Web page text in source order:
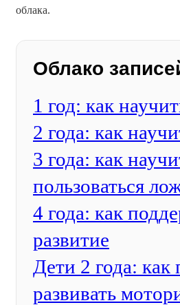
облака.
Облако
1 год: как
2 года: как
3 года: как
пользоваться
4 года: как
развитие
Дети 2 года: как
развивать